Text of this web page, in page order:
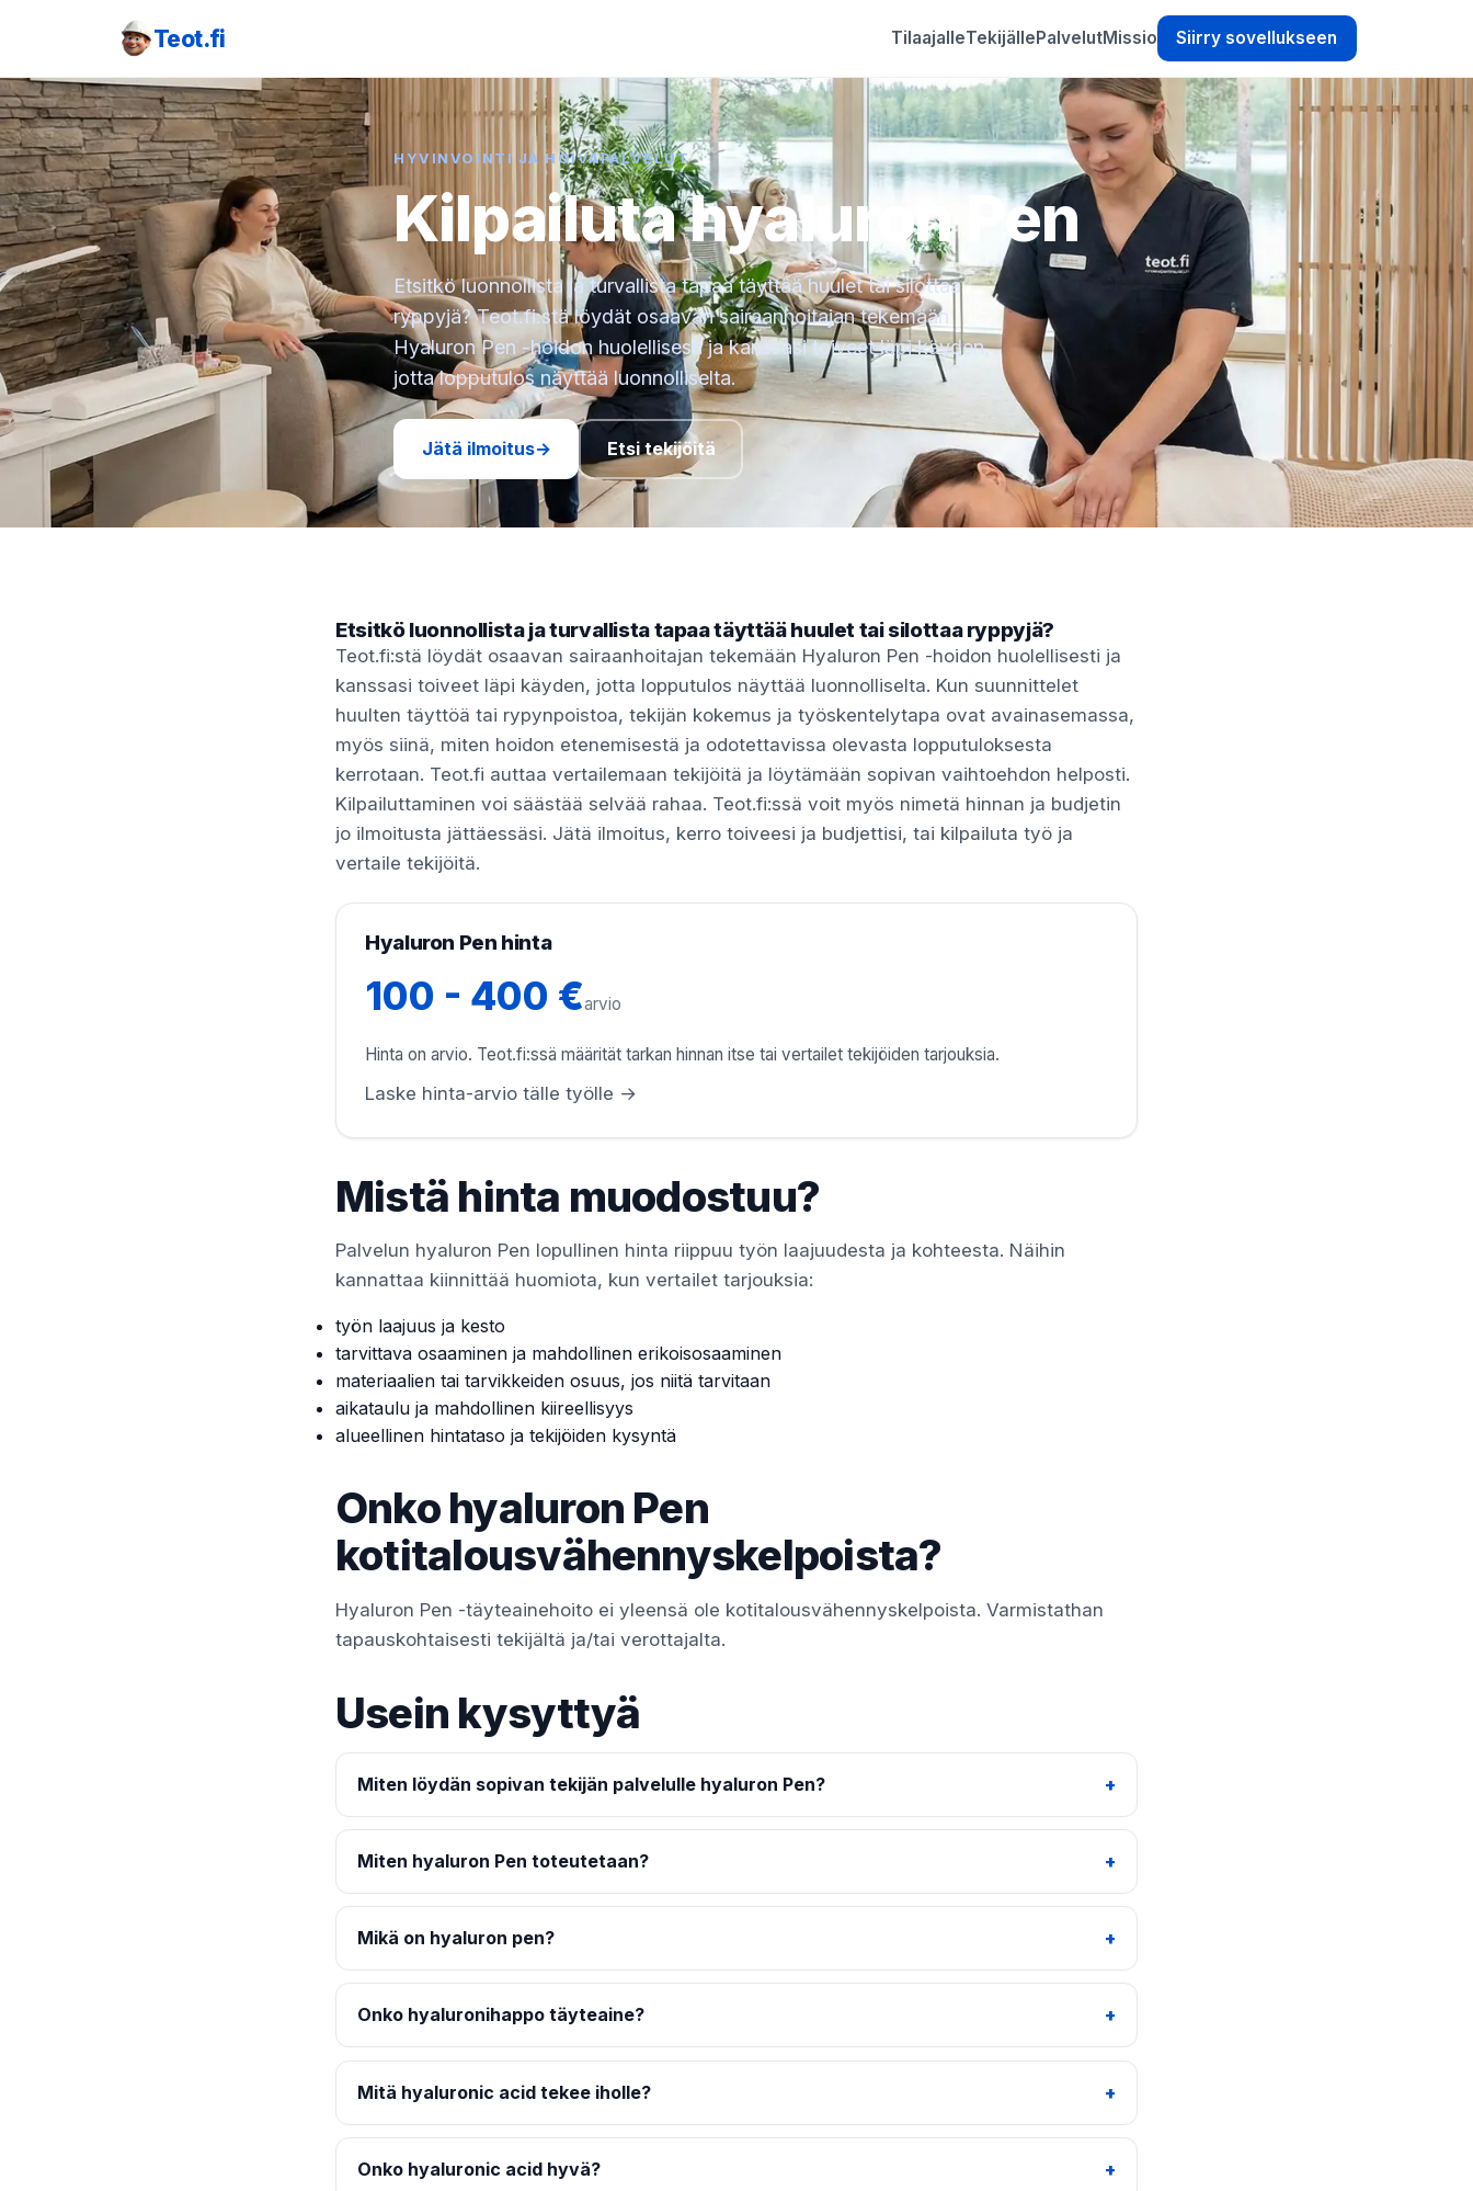
Teot.fi TilaajalleTekijällePalvelutMissio Siirry sovellukseen
HYVINVOINTI JA HOIVAPALVELUT
Kilpailuta hyaluron Pen
Etsitkö luonnollista ja turvallista tapaa täyttää huulet tai silottaa
ryppyjä? Teot.fi:stä löydät osaavan sairaanhoitajan tekemään
Hyaluron Pen -hoidon huolellisesti ja kanssasi toiveet läpi käyden,
jotta lopputulos näyttää luonnolliselta.
Jätä ilmoitus→ Etsi tekijöitä
Etsitkö luonnollista ja turvallista tapaa täyttää huulet tai silottaa ryppyjä?
Teot.fi:stä löydät osaavan sairaanhoitajan tekemään Hyaluron Pen -hoidon huolellisesti ja
kanssasi toiveet läpi käyden, jotta lopputulos näyttää luonnolliselta. Kun suunnittelet
huulten täyttöä tai rypynpoistoa, tekijän kokemus ja työskentelytapa ovat avainasemassa,
myös siinä, miten hoidon etenemisestä ja odotettavissa olevasta lopputuloksesta
kerrotaan. Teot.fi auttaa vertailemaan tekijöitä ja löytämään sopivan vaihtoehdon helposti.
Kilpailuttaminen voi säästää selvää rahaa. Teot.fi:ssä voit myös nimetä hinnan ja budjetin
jo ilmoitusta jättäessäsi. Jätä ilmoitus, kerro toiveesi ja budjettisi, tai kilpailuta työ ja
vertaile tekijöitä.
Hyaluron Pen hinta
100 - 400 €arvio
Hinta on arvio. Teot.fi:ssä määrität tarkan hinnan itse tai vertailet tekijöiden tarjouksia.
Laske hinta-arvio tälle työlle →
Mistä hinta muodostuu?
Palvelun hyaluron Pen lopullinen hinta riippuu työn laajuudesta ja kohteesta. Näihin
kannattaa kiinnittää huomiota, kun vertailet tarjouksia:
työn laajuus ja kesto
tarvittava osaaminen ja mahdollinen erikoisosaaminen
materiaalien tai tarvikkeiden osuus, jos niitä tarvitaan
aikataulu ja mahdollinen kiireellisyys
alueellinen hintataso ja tekijöiden kysyntä
Onko hyaluron Pen
kotitalousvähennyskelpoista?
Hyaluron Pen -täyteainehoito ei yleensä ole kotitalousvähennyskelpoista. Varmistathan
tapauskohtaisesti tekijältä ja/tai verottajalta.
Usein kysyttyä
Miten löydän sopivan tekijän palvelulle hyaluron Pen?
Miten hyaluron Pen toteutetaan?
Mikä on hyaluron pen?
Onko hyaluronihappo täyteaine?
Mitä hyaluronic acid tekee iholle?
Onko hyaluronic acid hyvä?